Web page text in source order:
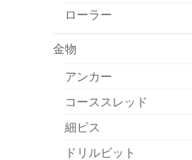
ローラー
金物
アンカー
コーススレッド
細ビス
ドリルビット